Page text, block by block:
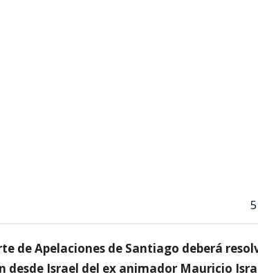
de Apelaciones de Santiago deberá
desde Israel del ex animador Mauricio